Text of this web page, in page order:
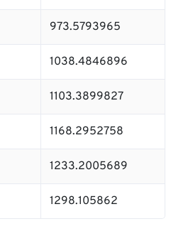
973.5793965
1038.4846896
1103.3899827
1168.2952758
1233.2005689
1298.105862